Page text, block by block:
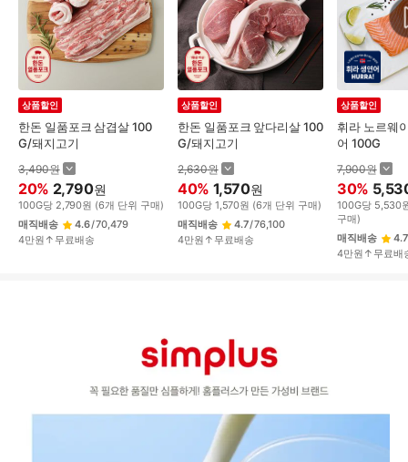
한돈 일품포크 삼겹살 100
G/돼지고기
상품할인
3,490원
20% 2,790원
100G당 2,790원 (6개 단위 구매)
매직배송
4.6/70,479
4만원↑무료배송
한돈 일품포크 앞다리살 100
G/돼지고기
상품할인
2,630원
40% 1,570원
100G당 1,570원 (6개 단위 구매)
매직배송
4.7/76,100
4만원↑무료배송
휘라 노르웨
어 100G
상품할인
7,900원
30%
100G당 5,530
구매)
매직배송
4.7
4만원↑무료배